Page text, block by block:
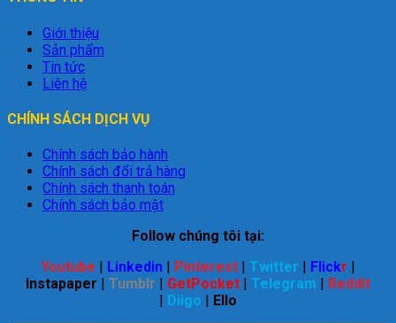
Giới thiệu
Sản phẩm
Tin tức
Liên hệ
CHÍNH SÁCH DỊCH VỤ
Chính sách bảo hành
Chính sách đổi trả hàng
Chính sách thanh toán
Chính sách bảo mật
Follow chúng tôi tại:
Youtube | Linkedin | Pinterest | Twitter | Flickr |
Instapaper | Tumblr | GetPocket | Telegram | Reddit
| Diigo | Ello